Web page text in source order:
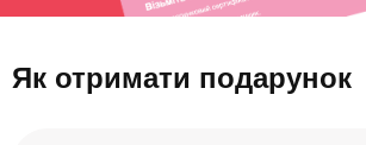
Як отримати подарунок